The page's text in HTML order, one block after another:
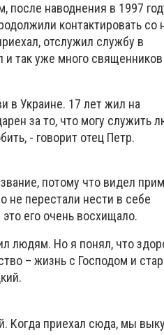
после наводнения в 1997
контактировать со
отслужил службу в
и так уже много
в Украине. 17 лет жил на
за то, что могу служить
- говорит отец Петр.
потому что видел
не перестали нести в себе
его очень восхищало.
людям. Но я понял, что
– жизнь с Господом и
Когда приехал сюда, мы